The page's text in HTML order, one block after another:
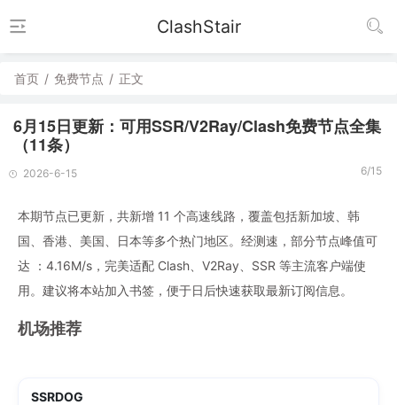
ClashStair
首页 / 免费节点 / 正文
6月15日更新：可用SSR/V2Ray/Clash免费节点全集
（11条）
2026-6-15 6/15
本期节点已更新，共新增 11 个高速线路，覆盖包括新加坡、韩
国、香港、美国、日本等多个热门地区。经测速，部分节点峰值可
达 ：4.16M/s，完美适配 Clash、V2Ray、SSR 等主流客户端使
用。建议将本站加入书签，便于日后快速获取最新订阅信息。
机场推荐
SSRDOG